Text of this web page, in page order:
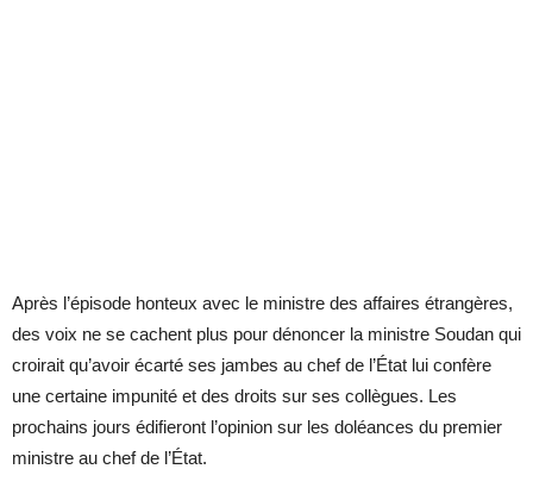
Après l’épisode honteux avec le ministre des affaires étrangères,
des voix ne se cachent plus pour dénoncer la ministre Soudan qui
croirait qu’avoir écarté ses jambes au chef de l’État lui confère
une certaine impunité et des droits sur ses collègues. Les
prochains jours édifieront l’opinion sur les doléances du premier
ministre au chef de l’État.